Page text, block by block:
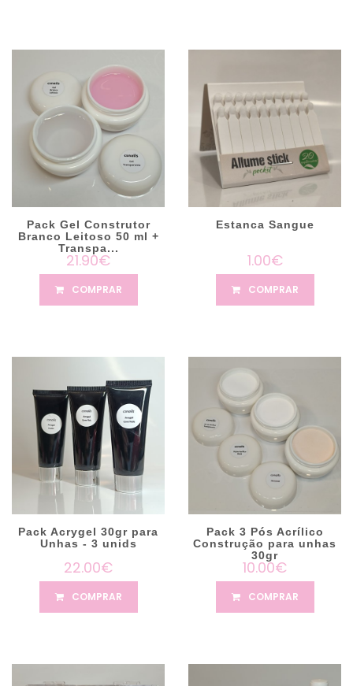
Pack Gel Construtor
Branco Leitoso 50 ml +
Transpa...
21.90€
COMPRAR
Estanca Sangue
1.00€
COMPRAR
Pack Acrygel 30gr para
Unhas - 3 unids
22.00€
COMPRAR
Pack 3 Pós Acrílico
Construção para unhas
30gr
10.00€
COMPRAR